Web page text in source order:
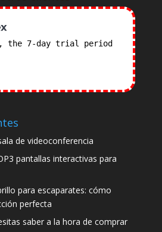
the 7-day trial period
de videoconferencia
pantallas interactivas para
para escaparates: cómo
perfecta
saber a la hora de comprar